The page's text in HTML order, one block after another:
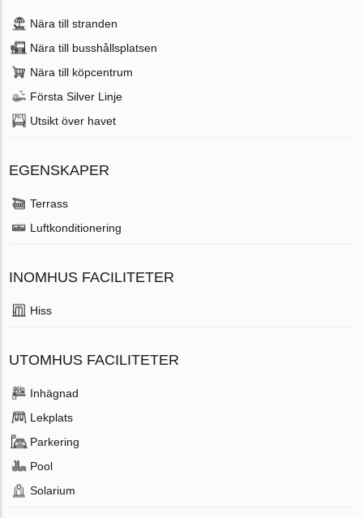
Nära till stranden
Nära till busshållsplatsen
Nära till köpcentrum
Första Silver Linje
Utsikt över havet
EGENSKAPER
Terrass
Luftkonditionering
INOMHUS FACILITETER
Hiss
UTOMHUS FACILITETER
Inhägnad
Lekplats
Parkering
Pool
Solarium